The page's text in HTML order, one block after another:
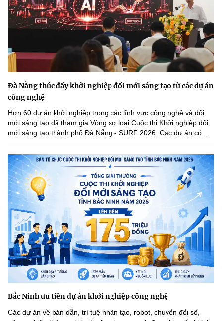
Đà Nẵng thúc đẩy khởi nghiệp đổi mới sáng tạo từ các dự án
công nghệ
Hơn 60 dự án khởi nghiệp trong các lĩnh vực công nghệ và đổi
mới sáng tạo đã tham gia Vòng sơ loại Cuộc thi Khởi nghiệp đổi
mới sáng tạo thành phố Đà Nẵng - SURF 2026. Các dự án có...
Bắc Ninh ưu tiên dự án khởi nghiệp công nghệ
Các dự án về bán dẫn, trí tuệ nhân tạo, robot, chuyển đổi số,